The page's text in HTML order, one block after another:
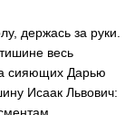
держась за руки.
весь
сияющих Дарью
Исаак Львович: